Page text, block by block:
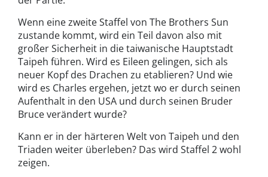
Wenn eine zweite Staffel von The Brothers Sun
zustande kommt, wird ein Teil davon also mit
großer Sicherheit in die taiwanische Hauptstadt
Taipeh führen. Wird es Eileen gelingen, sich als
neuer Kopf des Drachen zu etablieren? Und wie
wird es Charles ergehen, jetzt wo er durch seinen
Aufenthalt in den USA und durch seinen Bruder
Bruce verändert wurde?
Kann er in der härteren Welt von Taipeh und den
Triaden weiter überleben? Das wird Staffel 2 wohl
zeigen.